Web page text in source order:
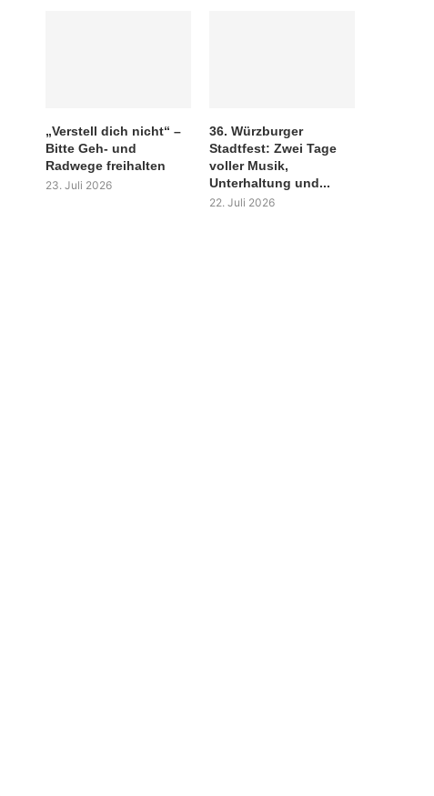
„Verstell dich nicht“ –
Bitte Geh- und
Radwege freihalten
23. Juli 2026
36. Würzburger
Stadtfest: Zwei Tage
voller Musik,
Unterhaltung und...
22. Juli 2026